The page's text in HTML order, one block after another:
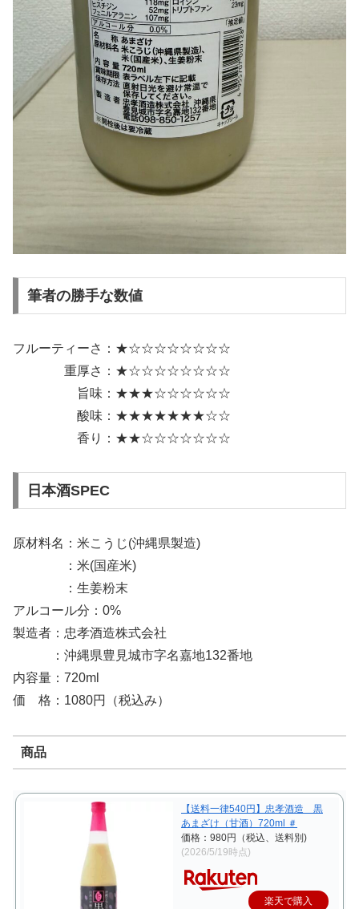
筆者の勝手な数値
フルーティーさ：★☆☆☆☆☆☆☆☆
重厚さ：★☆☆☆☆☆☆☆☆
旨味：★★★☆☆☆☆☆☆
酸味：★★★★★★★☆☆
香り：★★☆☆☆☆☆☆☆
日本酒SPEC
原材料名：米こうじ(沖縄県製造)
：米(国産米)
：生姜粉末
アルコール分：0%
製造者：忠孝酒造株式会社
：沖縄県豊見城市字名嘉地132番地
内容量：720ml
価 格：1080円（税込み）
商品
【送料一律540円】忠孝酒造 黒
あまざけ（甘酒）720ml ＃
価格：980円（税込、送料別)
(2026/5/19時点)
楽天で購入